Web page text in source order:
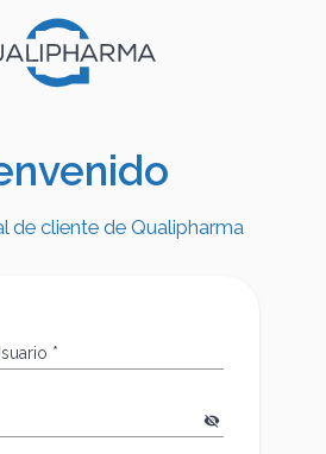
de cliente de Qualipharma
*
visibility_off